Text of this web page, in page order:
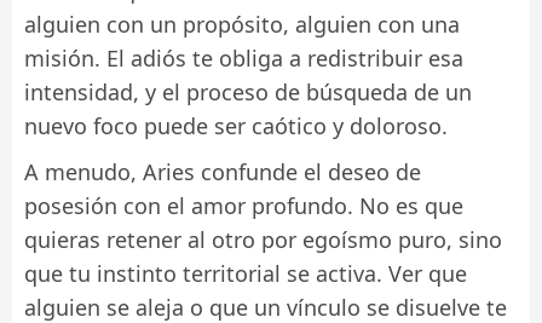
alguien con un propósito, alguien con una
misión. El adiós te obliga a redistribuir esa
intensidad, y el proceso de búsqueda de un
nuevo foco puede ser caótico y doloroso.
A menudo, Aries confunde el deseo de
posesión con el amor profundo. No es que
quieras retener al otro por egoísmo puro, sino
que tu instinto territorial se activa. Ver que
alguien se aleja o que un vínculo se disuelve te